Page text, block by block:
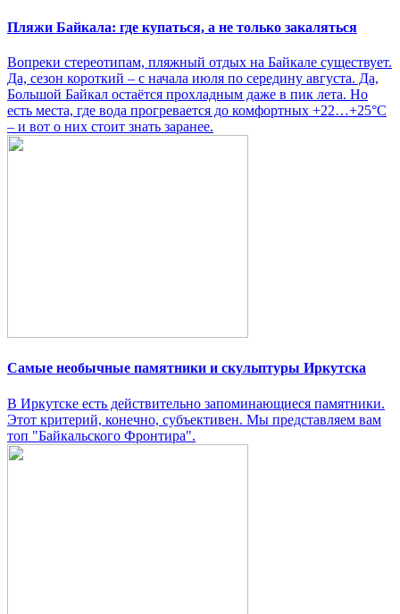
Пляжи Байкала: где купаться, а не только закаляться
Вопреки стереотипам, пляжный отдых на Байкале существует.
Да, сезон короткий – с начала июля по середину августа. Да,
Большой Байкал остаётся прохладным даже в пик лета. Но
есть места, где вода прогревается до комфортных +22…+25°C
– и вот о них стоит знать заранее.
Самые необычные памятники и скульптуры Иркутска
В Иркутске есть действительно запоминающиеся памятники.
Этот критерий, конечно, субъективен. Мы представляем вам
топ "Байкальского Фронтира".